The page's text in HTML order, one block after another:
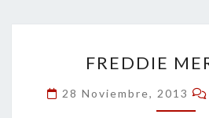
FREDDIE
28 Noviembre, 2013